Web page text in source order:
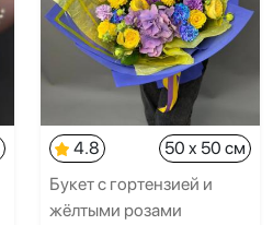
4.8
50 x 50 см
Букет с гортензией и
жёлтыми розами